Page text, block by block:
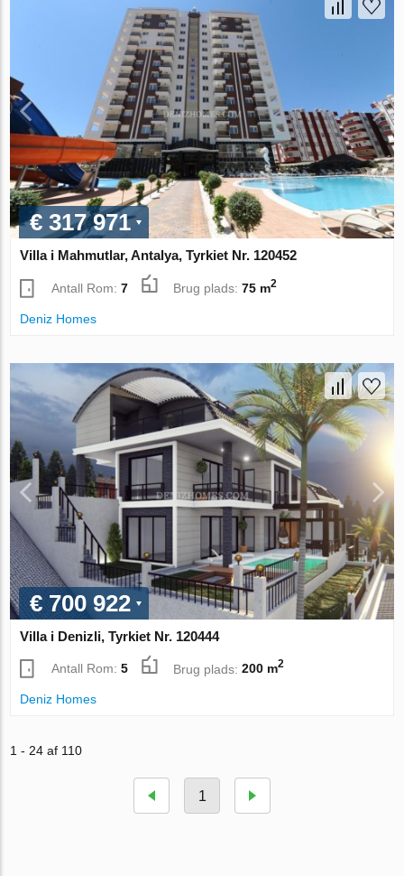
€ 317 971
Villa i Mahmutlar, Antalya, Tyrkiet Nr. 120452
Antall Rom:7 Brug plads:75 m2
Deniz Homes
€ 700 922
Villa i Denizli, Tyrkiet Nr. 120444
Antall Rom:5 Brug plads:200 m2
Deniz Homes
1 - 24 af 110
1